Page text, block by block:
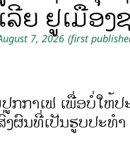
ຍ ຢູ່ເມືອງ
7, 2026 (first
ປູກກາເຟ ເພື່ອບໍ່ໃຫ້
ຜົນທີ່ເປັນຮູບປະທໍາ